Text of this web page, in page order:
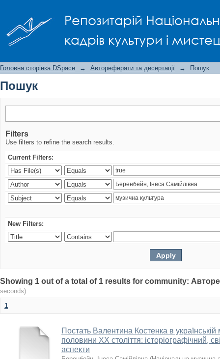
Репозитарій
кадрів культури і
Головна сторінка DSpace → Автореферати та дисертації → Пошук
Пошук
Filters
Use filters to refine the search results.
Current Filters:
New Filters:
Showing 1 out of a total of 1 results for community:
seconds)
1
Постать Валентина Костенка в українській
половини XX століття: історіографічний,
аспекти